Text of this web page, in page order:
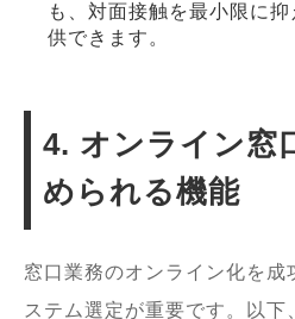
も、対面接触を最小限に
供できます。
4. オンライン窓
められる機能
窓口業務のオンライン化を成
ステム選定が重要です。以下